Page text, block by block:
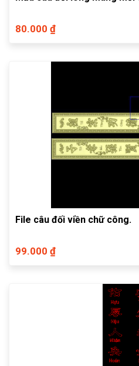
80.000 ₫
File câu đối viền chữ công.
99.000 ₫